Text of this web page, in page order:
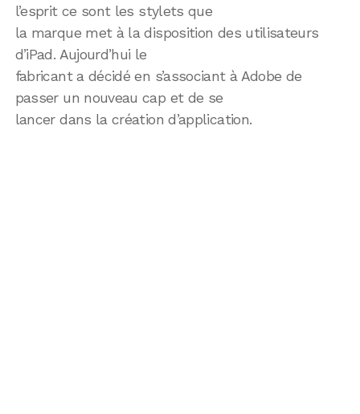
l’esprit ce sont les stylets que
la marque met à la disposition des utilisateurs
d’iPad. Aujourd’hui le
fabricant a décidé en s’associant à Adobe de
passer un nouveau cap et de se
lancer dans la création d’application.